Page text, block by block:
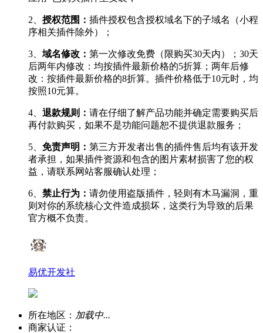
2、 授权范围： 插件授权包含授权域名下的子域名（小程
序相关插件除外）；
3、 域名修改： 第一次修改免费（限购买30天内）；30天
后两年内修改：均按插件最新价格的5折算；两年后修
改：按插件最新价格的8折算。插件价格低于10元时，均
按照10元算。
4、 退款规则： 请在仔细了解产品功能并确定需要购买后
再付款购买，如果不是功能问题恕不提供退款服务；
5、 免责声明： 第三方开发者出售的插件售后均有该开发
者承担，如果插件资源和包含的图片素材损害了您的权
益，请联系网站客服确认处理；
6、 禁止行为： 请勿使用盗版插件，轻则有木马漏洞，重
则对你的系统核心文件造成损坏，这类行为导致的后果
官方概不负责。
易优开发社
所在地区： 加载中...
商家认证：